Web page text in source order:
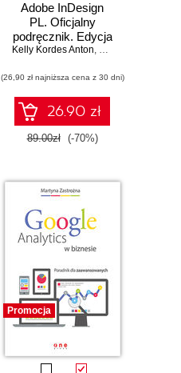
Adobe InDesign
PL. Oficjalny
podręcznik. Edycja
2020
Kelly Kordes Anton, Tina DeJarld
(26,90 zł najniższa cena z 30 dni)
26.90 zł
89.00zł (-70%)
Promocja